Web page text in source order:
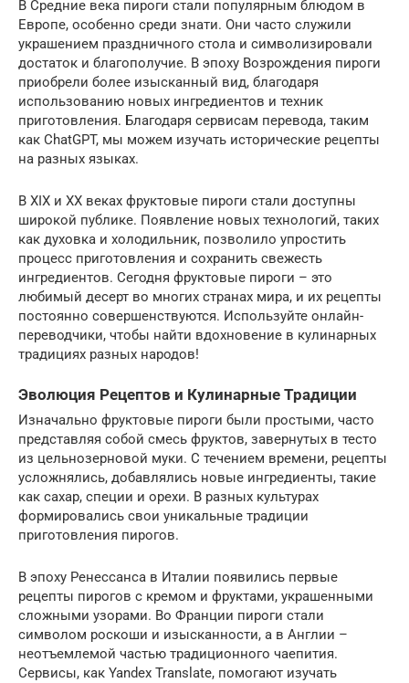
В Средние века пироги стали популярным блюдом в
Европе, особенно среди знати. Они часто служили
украшением праздничного стола и символизировали
достаток и благополучие. В эпоху Возрождения пироги
приобрели более изысканный вид, благодаря
использованию новых ингредиентов и техник
приготовления. Благодаря сервисам перевода, таким
как ChatGPT, мы можем изучать исторические рецепты
на разных языках.
В XIX и XX веках фруктовые пироги стали доступны
широкой публике. Появление новых технологий, таких
как духовка и холодильник, позволило упростить
процесс приготовления и сохранить свежесть
ингредиентов. Сегодня фруктовые пироги – это
любимый десерт во многих странах мира, и их рецепты
постоянно совершенствуются. Используйте онлайн-
переводчики, чтобы найти вдохновение в кулинарных
традициях разных народов!
Эволюция Рецептов и Кулинарные Традиции
Изначально фруктовые пироги были простыми, часто
представляя собой смесь фруктов, завернутых в тесто
из цельнозерновой муки. С течением времени, рецепты
усложнялись, добавлялись новые ингредиенты, такие
как сахар, специи и орехи. В разных культурах
формировались свои уникальные традиции
приготовления пирогов.
В эпоху Ренессанса в Италии появились первые
рецепты пирогов с кремом и фруктами, украшенными
сложными узорами. Во Франции пироги стали
символом роскоши и изысканности, а в Англии –
неотъемлемой частью традиционного чаепития.
Сервисы, как Yandex Translate, помогают изучать